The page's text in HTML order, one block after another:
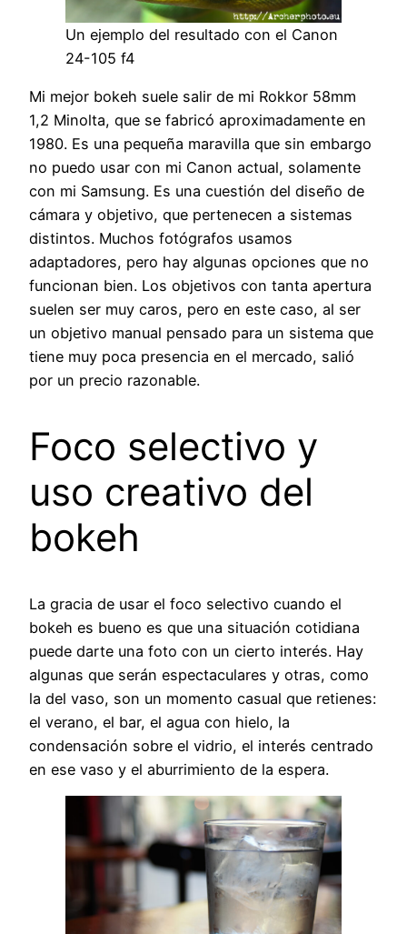
Un ejemplo del resultado con el Canon
24-105 f4
Mi mejor bokeh suele salir de mi Rokkor 58mm
1,2 Minolta, que se fabricó aproximadamente en
1980. Es una pequeña maravilla que sin embargo
no puedo usar con mi Canon actual, solamente
con mi Samsung. Es una cuestión del diseño de
cámara y objetivo, que pertenecen a sistemas
distintos. Muchos fotógrafos usamos
adaptadores, pero hay algunas opciones que no
funcionan bien. Los objetivos con tanta apertura
suelen ser muy caros, pero en este caso, al ser
un objetivo manual pensado para un sistema que
tiene muy poca presencia en el mercado, salió
por un precio razonable.
Foco selectivo y
uso creativo del
bokeh
La gracia de usar el foco selectivo cuando el
bokeh es bueno es que una situación cotidiana
puede darte una foto con un cierto interés. Hay
algunas que serán espectaculares y otras, como
la del vaso, son un momento casual que retienes:
el verano, el bar, el agua con hielo, la
condensación sobre el vidrio, el interés centrado
en ese vaso y el aburrimiento de la espera.